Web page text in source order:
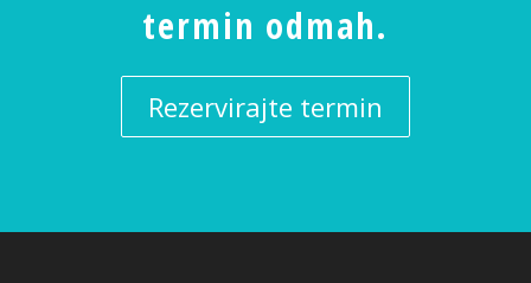
termin odmah.
Rezervirajte termin